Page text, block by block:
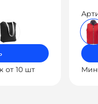
от 10 шт